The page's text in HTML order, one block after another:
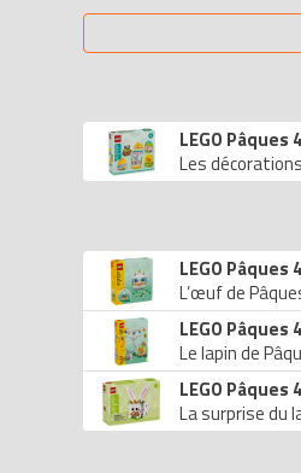
LEGO
Les
LEGO Pâques
L’œuf de
LEGO Pâques
Le lapin de
LEGO
La surprise du